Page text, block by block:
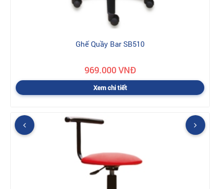
Ghế Quầy Bar SB510
969.000 VNĐ
Xem chi tiết